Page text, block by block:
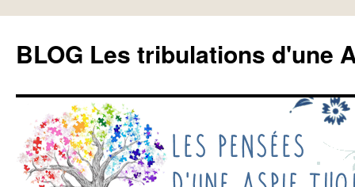
contenu
BLOG Les tribulations d'une